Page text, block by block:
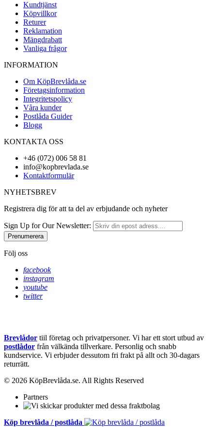
Kundtjänst
Köpvillkor
Returer
Reklamation
Mängdrabatt
Vanliga frågor
INFORMATION
Om KöpBrevlåda.se
Företagsinformation
Integritetspolicy
Våra kunder
Postlåda Guider
Blogg
KONTAKTA OSS
+46 (072) 006 58 81
info@kopbrevlada.se
Kontaktformulär
NYHETSBREV
Registrera dig för att ta del av erbjudande och nyheter
Sign Up for Our Newsletter:
Prenumerera
Följ oss
facebook
instagram
youtube
twitter
Brevlådor tiil företag och privatpersoner. Vi har ett stort utbud av
postlådor från välkända tillverkare. Personlig och snabb
kundservice. Vi erbjuder dessutom fri frakt på allt och 30-dagars
returrätt.
© 2026 KöpBrevlåda.se. All Rights Reserved
Partners
Köp brevlåda / postlåda